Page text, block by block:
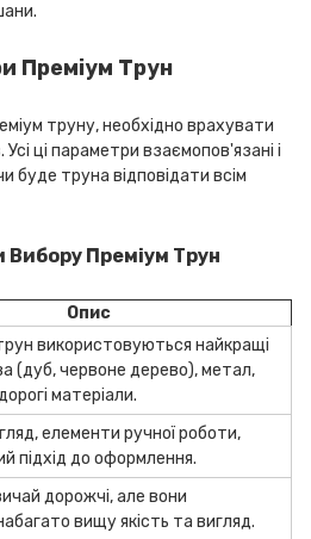
Преміум Трун
труну, необхідно врахувати
ці параметри взаємопов'язані і
буде труна відповідати всім
Преміум Трун
Опис
використовуються найкращі
(дуб, червоне дерево), метал,
матеріали.
елементи ручної роботи,
підхід до оформлення.
дорожчі, але вони
вищу якість та вигляд.